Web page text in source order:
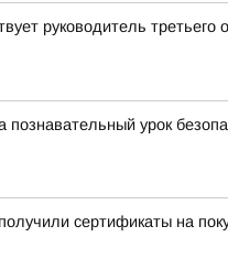
руководитель
познавательный урок
сертификаты на